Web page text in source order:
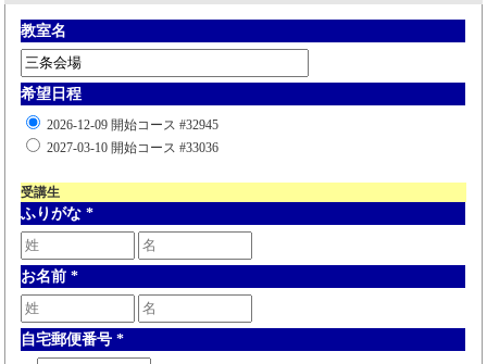
教室名
希望日程
2026-12-09 開始コース #32945
2027-03-10 開始コース #33036
受講生
ふりがな *
お名前 *
自宅郵便番号 *